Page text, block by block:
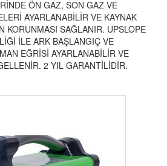
ÖN GAZ, SON GAZ VE
AYARLANABİLİR VE KAYNAK
KORUNMASI SAĞLANIR. UPSLOPE
İLE ARK BAŞLANGIÇ VE
EĞRİSİ AYARLANABİLİR VE
2 YIL GARANTİLİDİR.